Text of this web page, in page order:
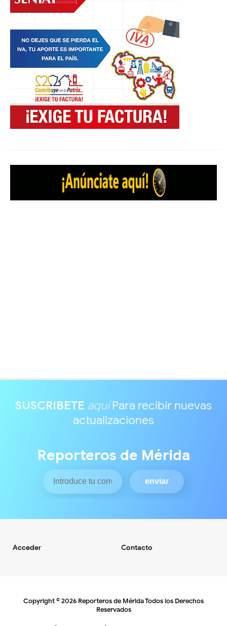
SUSCRIBETE aquíPara recibir nuevas
actualizaciones
Reporteros de Mérida
Acceder Contacto
Copyright ©2026 Reporteros de MéridaTodos los Derechos
Reservados